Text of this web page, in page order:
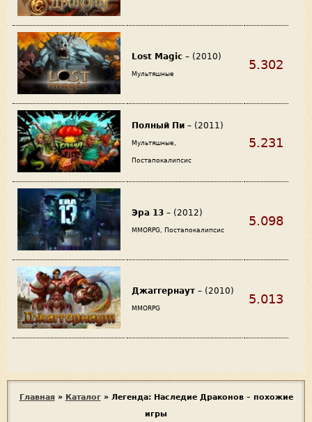
Lost Magic – (2010)
Мультяшные
5.302
Полный Пи – (2011)
Мультяшные,
Постапокалипсис
5.231
Эра 13 – (2012)
MMORPG, Постапокалипсис
5.098
Джаггернаут – (2010)
MMORPG
5.013
Главная » Каталог » Легенда: Наследие Драконов – похожие
игры